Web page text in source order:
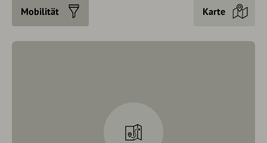
Mobilität Karte